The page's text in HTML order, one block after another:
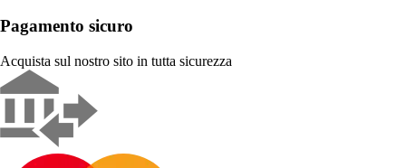
Pagamento sicuro
Acquista sul nostro sito in tutta sicurezza